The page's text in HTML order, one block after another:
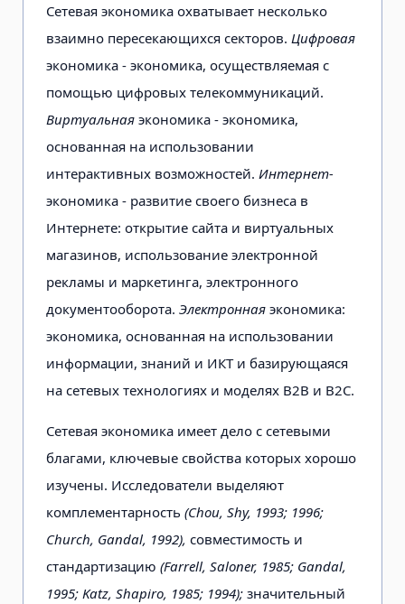
Сетевая экономика охватывает несколько
взаимно пересекающихся секторов. Цифровая
экономика - экономика, осуществляемая с
помощью цифровых телекоммуникаций.
Виртуальная экономика - экономика,
основанная на использовании
интерактивных возможностей. Интернет-
экономика - развитие своего бизнеса в
Интернете: открытие сайта и виртуальных
магазинов, использование электронной
рекламы и маркетинга, электронного
документооборота. Электронная экономика:
экономика, основанная на использовании
информации, знаний и ИКТ и базирующаяся
на сетевых технологиях и моделях В2В и В2С.
Сетевая экономика имеет дело с сетевыми
благами, ключевые свойства которых хорошо
изучены. Исследователи выделяют
комплементарность (Chou, Shy, 1993; 1996;
Church, Gandal, 1992), совместимость и
стандартизацию (Farrell, Saloner, 1985; Gandal,
1995; Katz, Shapiro, 1985; 1994); значительный